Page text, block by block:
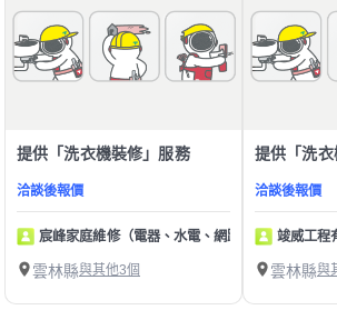
提供「洗衣機裝修」服務
洽談後報價
宸峰家庭維修（電器、水電、網路、監視器）
雲林縣與其他3個
提供「洗
洽談後報價
竣威工程
雲林縣與